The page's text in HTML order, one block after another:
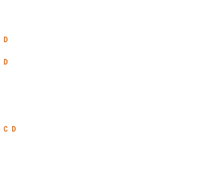
D
D
C D